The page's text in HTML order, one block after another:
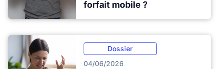
forfait mobile ?
Dossier
04/06/2026